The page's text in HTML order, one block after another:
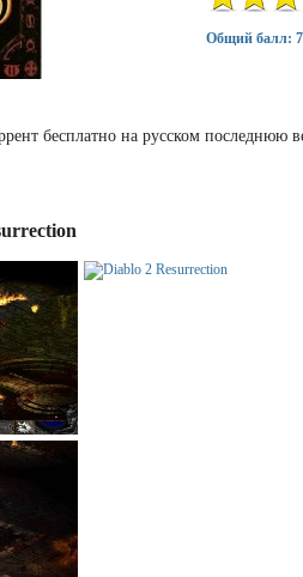
Общий балл:
бесплатно на русском